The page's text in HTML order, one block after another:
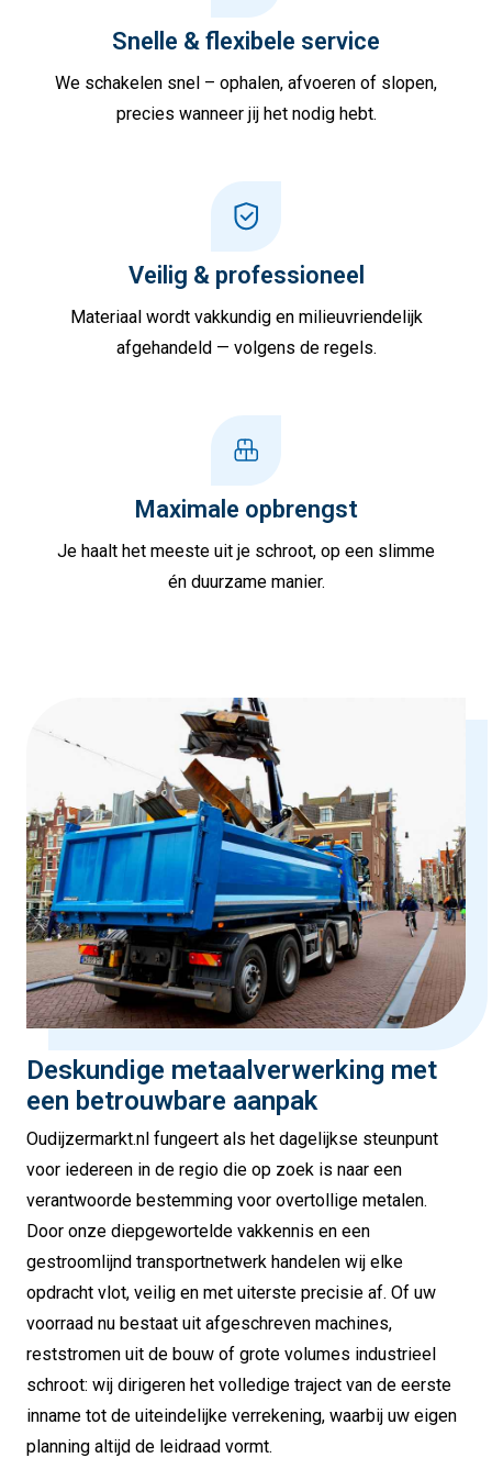
Snelle & flexibele service
We schakelen snel – ophalen, afvoeren of slopen,
precies wanneer jij het nodig hebt.
Veilig & professioneel
Materiaal wordt vakkundig en milieuvriendelijk
afgehandeld — volgens de regels.
Maximale opbrengst
Je haalt het meeste uit je schroot, op een slimme
én duurzame manier.
Deskundige metaalverwerking met
een betrouwbare aanpak
Oudijzermarkt.nl fungeert als het dagelijkse steunpunt
voor iedereen in de regio die op zoek is naar een
verantwoorde bestemming voor overtollige metalen.
Door onze diepgewortelde vakkennis en een
gestroomlijnd transportnetwerk handelen wij elke
opdracht vlot, veilig en met uiterste precisie af. Of uw
voorraad nu bestaat uit afgeschreven machines,
reststromen uit de bouw of grote volumes industrieel
schroot: wij dirigeren het volledige traject van de eerste
inname tot de uiteindelijke verrekening, waarbij uw eigen
planning altijd de leidraad vormt.